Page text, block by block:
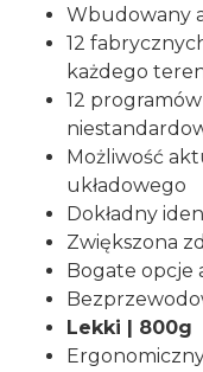
Wbudowany
12
każdego
12
Możliwość
układowego
Dokładny
Zwiększona
Bogate opcje
Lekki | 800g